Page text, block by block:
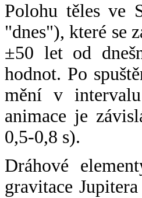
Polohu těles ve
"dnes"), které se
±50 let od
hodnot. Po
mění v
animace je
0,5-0,8 s).
Dráhové
gravitace